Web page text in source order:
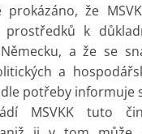
prokázáno, že
prostředků k
a že se
a
potřeby informuje
MSVKK tuto